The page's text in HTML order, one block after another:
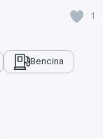
1
Bencina